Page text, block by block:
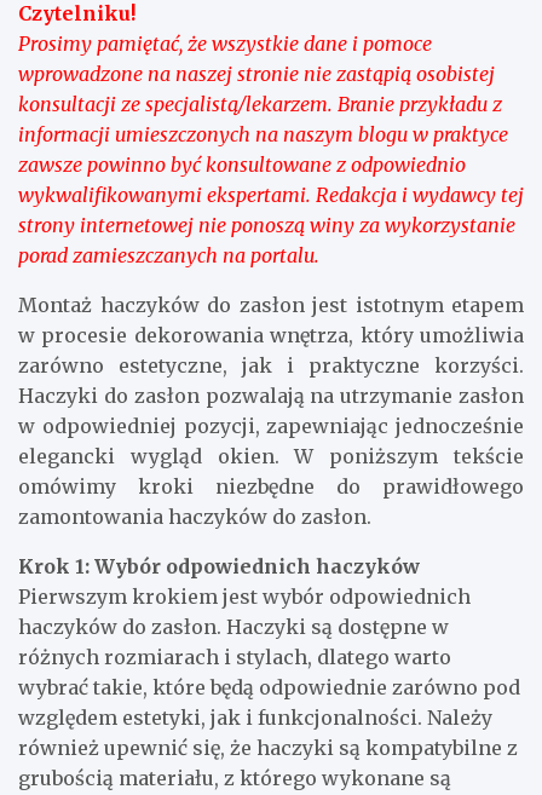
Czytelniku!
Prosimy pamiętać, że wszystkie dane i pomoce
wprowadzone na naszej stronie nie zastąpią osobistej
konsultacji ze specjalistą/lekarzem. Branie przykładu z
informacji umieszczonych na naszym blogu w praktyce
zawsze powinno być konsultowane z odpowiednio
wykwalifikowanymi ekspertami. Redakcja i wydawcy tej
strony internetowej nie ponoszą winy za wykorzystanie
porad zamieszczanych na portalu.
Montaż haczyków do zasłon jest istotnym etapem
w procesie dekorowania wnętrza, który umożliwia
zarówno estetyczne, jak i praktyczne korzyści.
Haczyki do zasłon pozwalają na utrzymanie zasłon
w odpowiedniej pozycji, zapewniając jednocześnie
elegancki wygląd okien. W poniższym tekście
omówimy kroki niezbędne do prawidłowego
zamontowania haczyków do zasłon.
Krok 1: Wybór odpowiednich haczyków
Pierwszym krokiem jest wybór odpowiednich
haczyków do zasłon. Haczyki są dostępne w
różnych rozmiarach i stylach, dlatego warto
wybrać takie, które będą odpowiednie zarówno pod
względem estetyki, jak i funkcjonalności. Należy
również upewnić się, że haczyki są kompatybilne z
grubością materiału, z którego wykonane są